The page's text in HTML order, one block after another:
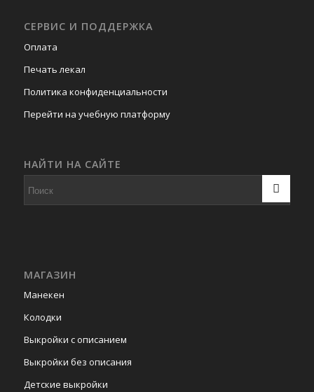
СЕРВИС И ПОДДЕРЖКА
Оплата
Печать лекал
Политика конфиденциальности
Перейти на учебную платформу
НАЙТИ НА САЙТЕ
МАГАЗИН
Манекен
Колодки
Выкройки с описанием
Выкройки без описания
Детские выкройки